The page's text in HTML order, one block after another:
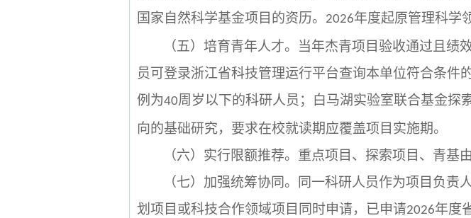
国家自然科学基金项目的资历。
2026年度起原管理科学
（五）培育青年人才。当年杰青项目验收通过且
员可登录浙江省科技管理运行平台查询本单位符合条
例为40周岁以下的科研人员；白马湖实验室联合基金探
向的基础研究，要求在校就读期应覆盖项目实施期。
（六）实行限额推荐。重点项目、探索项目、青基
（七）加强统筹协同。同一科研人员作为项目负
划项目或科技合作领域项目同时申请，已申请2026年度